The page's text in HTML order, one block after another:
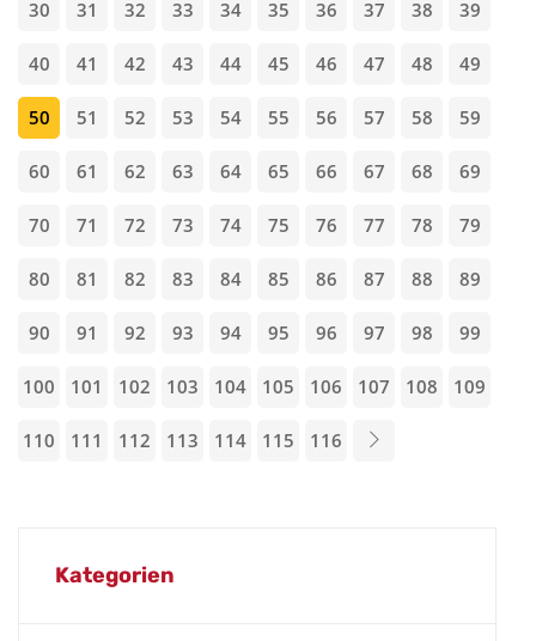
30 31 32 33 34 35 36 37 38 39
40 41 42 43 44 45 46 47 48 49
50 51 52 53 54 55 56 57 58 59
60 61 62 63 64 65 66 67 68 69
70 71 72 73 74 75 76 77 78 79
80 81 82 83 84 85 86 87 88 89
90 91 92 93 94 95 96 97 98 99
100 101 102 103 104 105 106 107 108 109
110 111 112 113 114 115 116
Kategorien